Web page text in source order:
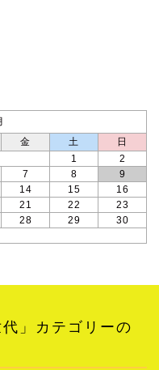
金 土
日
1
2
7 8
9
14 15
16
21 22
23
28 29
30
」カテゴリーの